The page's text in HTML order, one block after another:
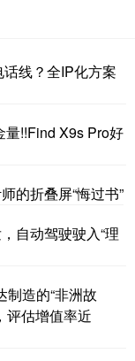
线？全IP化方案
!!Find X9s Pro好
的折叠屏“悔过书”
自动驾驶驶入“理
造的“非洲故
评估增值率近